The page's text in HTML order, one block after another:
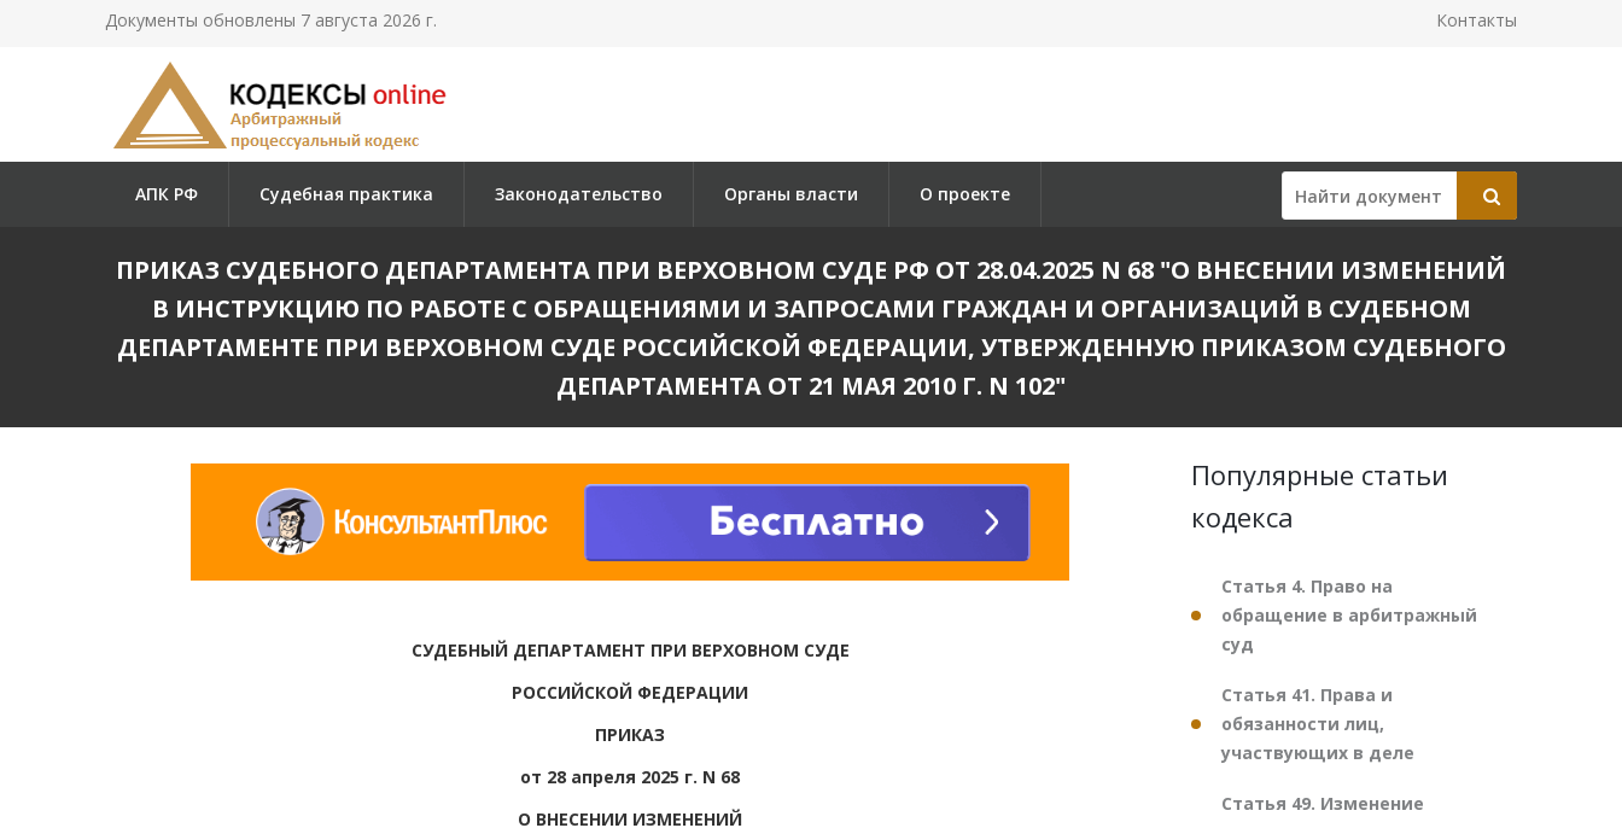
Документы обновлены 7 августа 2026 г. Контакты
АПК РФ Судебная практика Законодательство Органы власти О проекте
ПРИКАЗ СУДЕБНОГО ДЕПАРТАМЕНТА ПРИ ВЕРХОВНОМ СУДЕ РФ ОТ 28.04.2025 N 68 "О ВНЕСЕНИИ ИЗМЕНЕНИЙ
В ИНСТРУКЦИЮ ПО РАБОТЕ С ОБРАЩЕНИЯМИ И ЗАПРОСАМИ ГРАЖДАН И ОРГАНИЗАЦИЙ В СУДЕБНОМ
ДЕПАРТАМЕНТЕ ПРИ ВЕРХОВНОМ СУДЕ РОССИЙСКОЙ ФЕДЕРАЦИИ, УТВЕРЖДЕННУЮ ПРИКАЗОМ СУДЕБНОГО
ДЕПАРТАМЕНТА ОТ 21 МАЯ 2010 Г. N 102"
СУДЕБНЫЙ ДЕПАРТАМЕНТ ПРИ ВЕРХОВНОМ СУДЕ
РОССИЙСКОЙ ФЕДЕРАЦИИ
ПРИКАЗ
от 28 апреля 2025 г. N 68
О ВНЕСЕНИИ ИЗМЕНЕНИЙ
Популярные статьи
кодекса
Статья 4. Право на
обращение в арбитражный
суд
Статья 41. Права и
обязанности лиц,
участвующих в деле
Статья 49. Изменение